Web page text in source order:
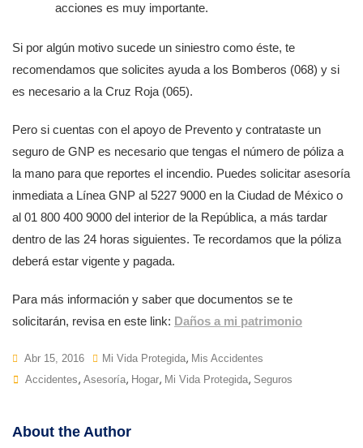
acciones es muy importante.
Si por algún motivo sucede un siniestro como éste, te
recomendamos que solicites ayuda a los Bomberos (068) y si
es necesario a la Cruz Roja (065).
Pero si cuentas con el apoyo de Prevento y contrataste un
seguro de GNP es necesario que tengas el número de póliza a
la mano para que reportes el incendio. Puedes solicitar asesoría
inmediata a Línea GNP al 5227 9000 en la Ciudad de México o
al 01 800 400 9000 del interior de la República, a más tardar
dentro de las 24 horas siguientes. Te recordamos que la póliza
deberá estar vigente y pagada.
Para más información y saber que documentos se te
solicitarán, revisa en este link: Daños a mi patrimonio
Abr 15, 2016 Mi Vida Protegida, Mis Accidentes
Tags
Accidentes, Asesoría, Hogar, Mi Vida Protegida, Seguros
About the Author